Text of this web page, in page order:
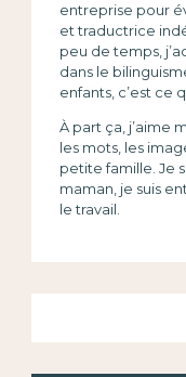
entreprise pour
et traductrice
peu de temps,
dans le
enfants, c’est ce
À part ça, j’aime
les mots, les
petite famille. Je
maman, je suis
le travail.